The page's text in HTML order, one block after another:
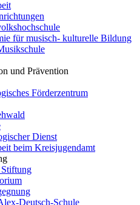
für musisch- kulturelle Bildung
und Prävention
Förderzentrum
Dienst
beim Kreisjugendamt
Deutsch-Schule